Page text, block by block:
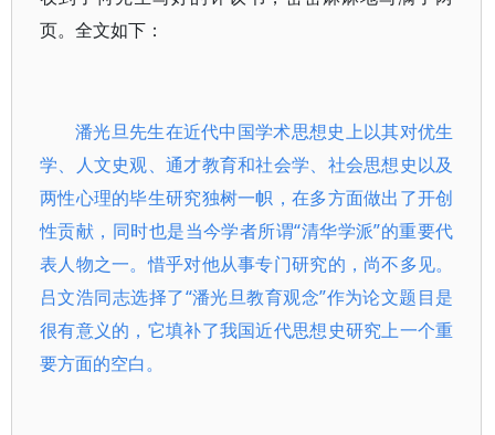
页。全文如下：
潘光旦先生在近代中国学术思想史上以其对优生
学、人文史观、通才教育和社会学、社会思想史以及
两性心理的毕生研究独树一帜，在多方面做出了开创
性贡献，同时也是当今学者所谓“清华学派”的重要代
表人物之一。惜乎对他从事专门研究的，尚不多见。
吕文浩同志选择了“潘光旦教育观念”作为论文题目是
很有意义的，它填补了我国近代思想史研究上一个重
要方面的空白。